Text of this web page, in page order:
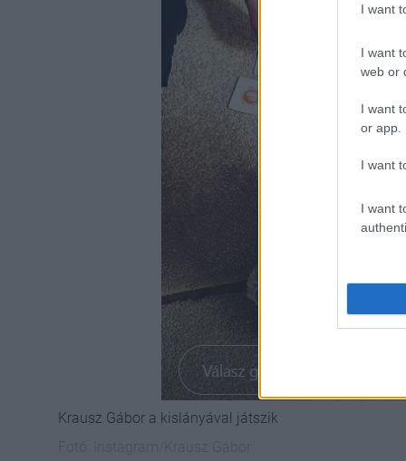
I want
I want
web or
I want
or app.
I want
I want
Krausz Gábor a kislányával játszik